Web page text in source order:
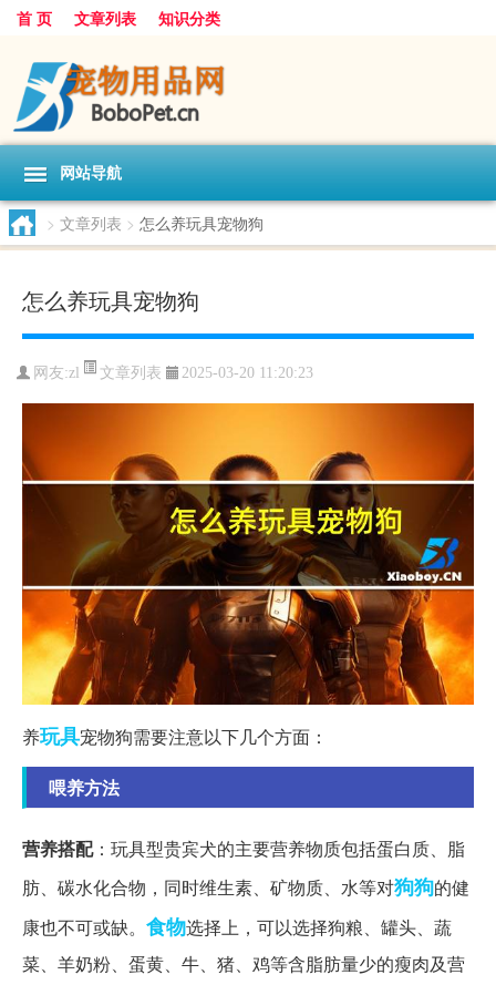
首 页 文章列表 知识分类
网站导航
> 文章列表 > 怎么养玩具宠物狗
怎么养玩具宠物狗
网友:zl 文章列表 2025-03-20 11:20:23
养玩具宠物狗需要注意以下几个方面：
喂养方法
营养搭配：玩具型贵宾犬的主要营养物质包括蛋白质、脂
肪、碳水化合物，同时维生素、矿物质、水等对狗狗的健
康也不可或缺。 食物选择上，可以选择狗粮、罐头、蔬
菜、羊奶粉、蛋黄、牛、猪、鸡等含脂肪量少的瘦肉及营